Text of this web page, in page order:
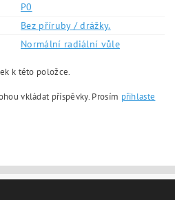
P0
Bez příruby / drážky.
Normální radiální vůle
k této položce.
vkládat příspěvky. Prosím přihlaste